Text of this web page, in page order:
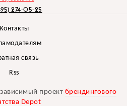
274-05-25
Контакты
связь
Rss
проект брендингового
Depot